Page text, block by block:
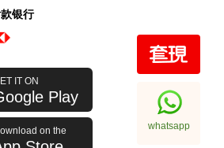
银行
IT ON
Play
on the whatsapp